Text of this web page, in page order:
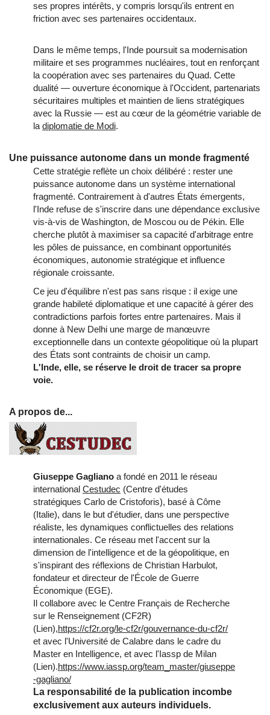
ses propres intérêts, y compris lorsqu'ils entrent en
friction avec ses partenaires occidentaux.
Dans le même temps, l'Inde poursuit sa modernisation
militaire et ses programmes nucléaires, tout en renforçant
la coopération avec ses partenaires du Quad. Cette
dualité — ouverture économique à l'Occident, partenariats
sécuritaires multiples et maintien de liens stratégiques
avec la Russie — est au cœur de la géométrie variable de
la diplomatie de Modi.
Une puissance autonome dans un monde fragmenté
Cette stratégie reflète un choix délibéré : rester une
puissance autonome dans un système international
fragmenté. Contrairement à d'autres États émergents,
l'Inde refuse de s'inscrire dans une dépendance exclusive
vis-à-vis de Washington, de Moscou ou de Pékin. Elle
cherche plutôt à maximiser sa capacité d'arbitrage entre
les pôles de puissance, en combinant opportunités
économiques, autonomie stratégique et influence
régionale croissante.
Ce jeu d'équilibre n'est pas sans risque : il exige une
grande habileté diplomatique et une capacité à gérer des
contradictions parfois fortes entre partenaires. Mais il
donne à New Delhi une marge de manœuvre
exceptionnelle dans un contexte géopolitique où la plupart
des États sont contraints de choisir un camp.
L'Inde, elle, se réserve le droit de tracer sa propre
voie.
A propos de...
Giuseppe Gagliano a fondé en 2011 le réseau
international Cestudec (Centre d'études
stratégiques Carlo de Cristoforis), basé à Côme
(Italie), dans le but d'étudier, dans une perspective
réaliste, les dynamiques conflictuelles des relations
internationales. Ce réseau met l'accent sur la
dimension de l'intelligence et de la géopolitique, en
s'inspirant des réflexions de Christian Harbulot,
fondateur et directeur de l'École de Guerre
Économique (EGE).
Il collabore avec le Centre Français de Recherche
sur le Renseignement (CF2R)
(Lien),https://cf2r.org/le-cf2r/gouvernance-du-cf2r/
et avec l'Université de Calabre dans le cadre du
Master en Intelligence, et avec l'Iassp de Milan
(Lien).https://www.iassp.org/team_master/giuseppe
-gagliano/
La responsabilité de la publication incombe
exclusivement aux auteurs individuels.